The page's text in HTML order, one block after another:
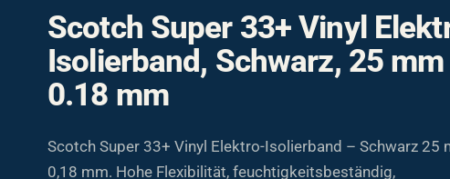
Scotch Super 33+ Vinyl
Isolierband, Schwarz, 25 mm
0.18 mm
Scotch Super 33+ Vinyl Elektro-Isolierband – Schwarz 25
0,18 mm. Hohe Flexibilität, feuchtigkeitsbeständig,